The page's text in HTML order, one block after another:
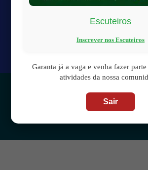
Largo da Boa-Hora à Ajuda
© 2025 | Fabrica de Nossa Senhora da Ajuda
Política de Cookies| Termos
Escuteiros
Inscrever nos Escuteiros
Garanta já a vaga e venha fazer
atividades da nossa
Sair